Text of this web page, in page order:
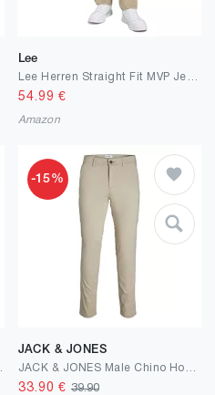
Lee
54.99 €
Amazon
-15%
JACK & JONES
33.90 € 39.90